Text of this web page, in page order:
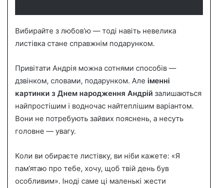
Вибирайте з любов’ю — тоді навіть невелика
листівка стане справжнім подарунком.
Привітати Андрія можна сотнями способів —
дзвінком, словами, подарунком. Але іменні
картинки з Днем народження Андрій залишаються
найпростішим і водночас найтеплішим варіантом.
Вони не потребують зайвих пояснень, а несуть
головне — увагу.
Коли ви обираєте листівку, ви ніби кажете: «Я
пам’ятаю про тебе, хочу, щоб твій день був
особливим». Іноді саме ці маленькі жести